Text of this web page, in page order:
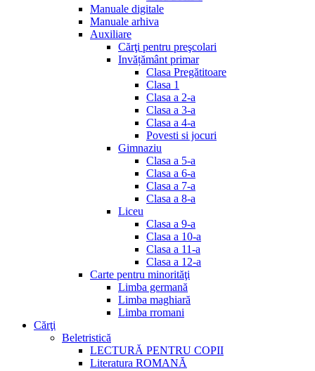
Manuale digitale
Manuale arhiva
Auxiliare
Cărţi pentru preşcolari
Invățământ primar
Clasa Pregătitoare
Clasa 1
Clasa a 2-a
Clasa a 3-a
Clasa a 4-a
Povesti si jocuri
Gimnaziu
Clasa a 5-a
Clasa a 6-a
Clasa a 7-a
Clasa a 8-a
Liceu
Clasa a 9-a
Clasa a 10-a
Clasa a 11-a
Clasa a 12-a
Carte pentru minorităţi
Limba germană
Limba maghiară
Limba rromani
Cărţi
Beletristică
LECTURĂ PENTRU COPII
Literatura ROMANĂ